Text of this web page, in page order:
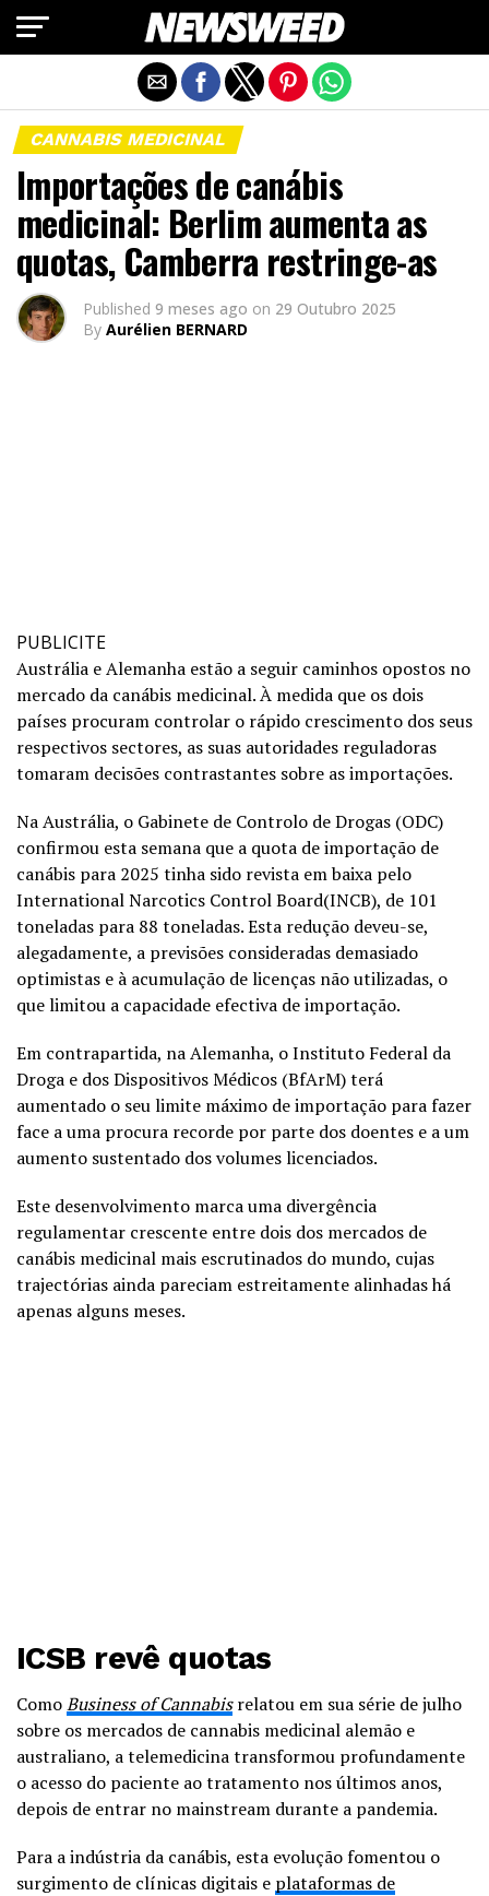
CANNABIS MEDICINAL
Importações de canábis
medicinal: Berlim aumenta as
quotas, Camberra restringe-as
Published 9 meses ago on 29 Outubro 2025
By Aurélien BERNARD
PUBLICITE
Austrália e Alemanha estão a seguir caminhos opostos no
mercado da canábis medicinal. À medida que os dois
países procuram controlar o rápido crescimento dos seus
respectivos sectores, as suas autoridades reguladoras
tomaram decisões contrastantes sobre as importações.
Na Austrália, o Gabinete de Controlo de Drogas (ODC)
confirmou esta semana que a quota de importação de
canábis para 2025 tinha sido revista em baixa pelo
International Narcotics Control Board(INCB), de 101
toneladas para 88 toneladas. Esta redução deveu-se,
alegadamente, a previsões consideradas demasiado
optimistas e à acumulação de licenças não utilizadas, o
que limitou a capacidade efectiva de importação.
Em contrapartida, na Alemanha, o Instituto Federal da
Droga e dos Dispositivos Médicos (BfArM) terá
aumentado o seu limite máximo de importação para fazer
face a uma procura recorde por parte dos doentes e a um
aumento sustentado dos volumes licenciados.
Este desenvolvimento marca uma divergência
regulamentar crescente entre dois dos mercados de
canábis medicinal mais escrutinados do mundo, cujas
trajectórias ainda pareciam estreitamente alinhadas há
apenas alguns meses.
ICSB revê quotas
ComoBusiness of Cannabisrelatou em sua série de julho
sobre os mercados de cannabis medicinal alemão e
australiano, a telemedicina transformou profundamente
o acesso do paciente ao tratamento nos últimos anos,
depois de entrar no mainstream durante a pandemia.
Para a indústria da canábis, esta evolução fomentou o
surgimento de clínicas digitais e plataformas de
Exit mobile version